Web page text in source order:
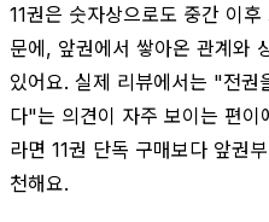
11권은 숫자상으로도 중간 이
문에, 앞권에서 쌓아온 관계와
있어요. 실제 리뷰에서는 "전권
다"는 의견이 자주 보이는 편이
라면 11권 단독 구매보다 앞권
천해요.